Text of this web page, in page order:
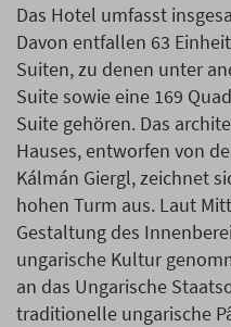
Das Hotel umfasst
Davon entfallen 63
Suiten, zu denen unter
Suite sowie eine 169
Suite gehören. Das
Hauses, entworfen von
Kálmán Giergl, zeichnet
hohen Turm aus. Laut
Gestaltung des
ungarische Kultur
an das Ungarische
traditionelle ungarische